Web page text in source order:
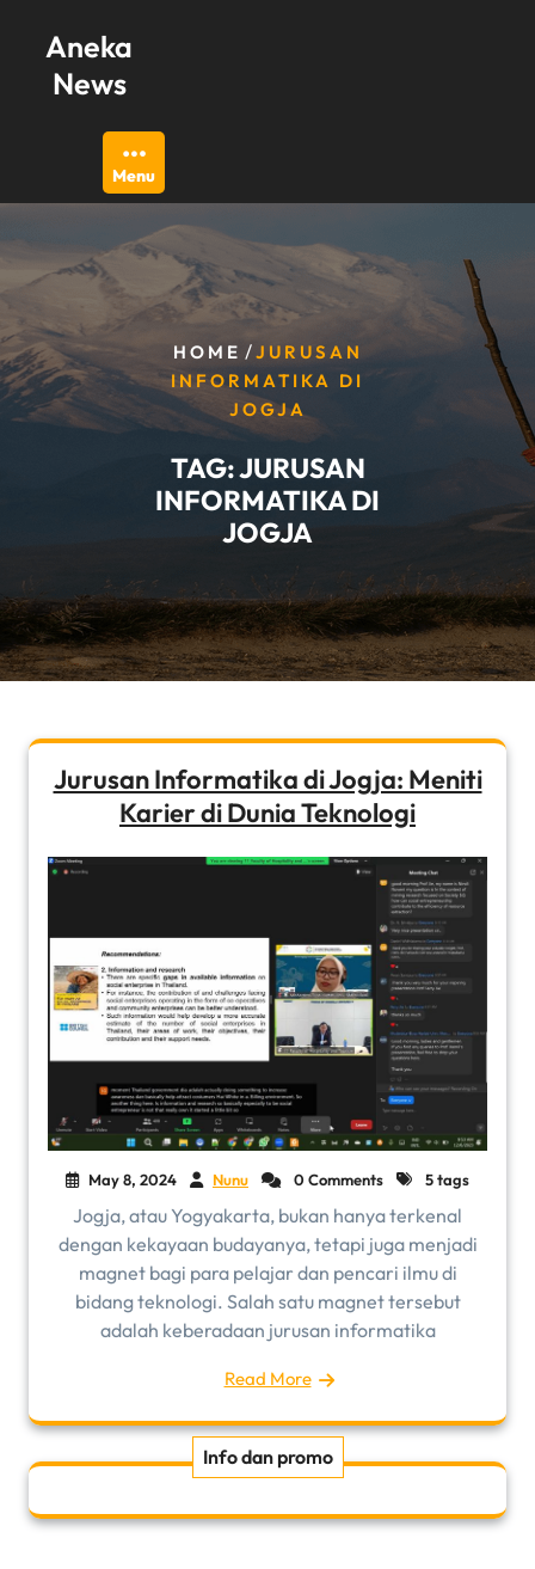
content
Aneka
News
Menu
HOME /JURUSAN
INFORMATIKA DI
JOGJA
TAG:JURUSAN
INFORMATIKA DI
JOGJA
Jurusan Informatika di Jogja: Meniti
Karier di Dunia Teknologi
May 8, 2024 Nunu 0 Comments 5 tags
Jogja, atau Yogyakarta, bukan hanya terkenal
dengan kekayaan budayanya, tetapi juga menjadi
magnet bagi para pelajar dan pencari ilmu di
bidang teknologi. Salah satu magnet tersebut
adalah keberadaan jurusan informatika
Read More
Info dan promo